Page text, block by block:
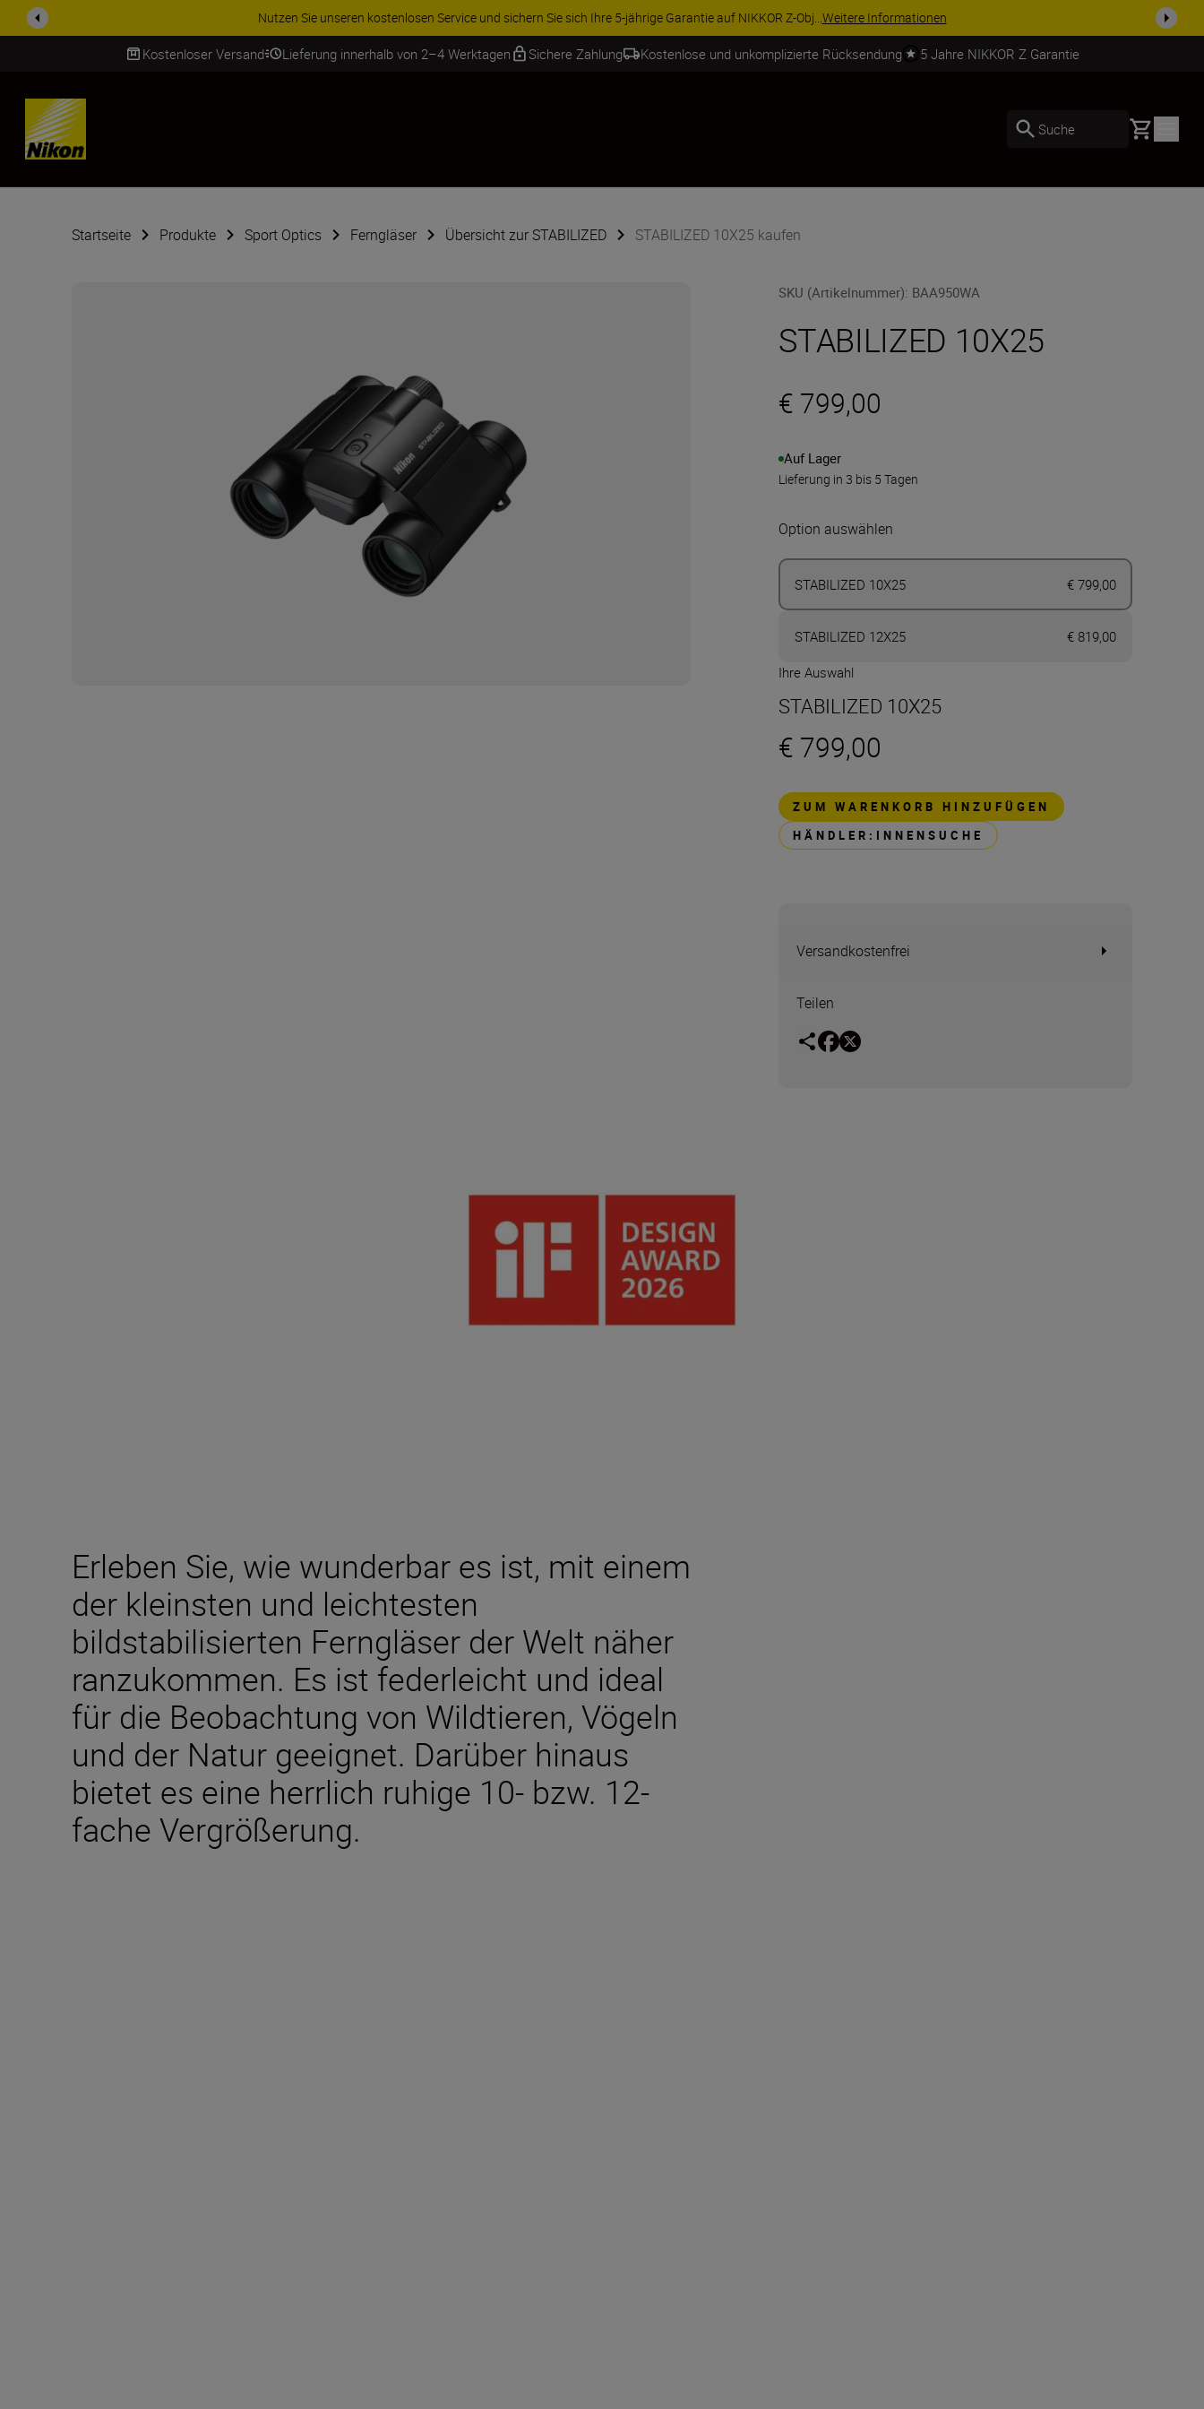
ZUBEHÖR IM ANGEBOT | Sparen Sie 15 % auf ausgewähltes Zubehör und vervollständigen Sie Ihre Ausrüstu...Jetzt einkaufen
Kostenloser Versand Lieferung innerhalb von 2–4 Werktagen Sichere Zahlung Kostenlose und unkomplizierte Rücksendung 5 Jahre NIKKOR Z Garantie
SKIP
Suche Basket
Startseite Produkte Sport Optics Ferngläser Übersicht zur STABILIZED STABILIZED 10X25 kaufen
SKU (Artikelnummer): BAA950WA
STABILIZED 10X25
€ 799,00
Auf Lager
Lieferung in 3 bis 5 Tagen
Option auswählen
STABILIZED 10X25 € 799,00
STABILIZED 12X25 € 819,00
Ihre Auswahl
STABILIZED 10X25
€ 799,00
ZUM WARENKORB HINZUFÜGEN
HÄNDLER:INNENSUCHE
Versandkostenfrei
Teilen
Erleben Sie, wie wunderbar es ist, mit einem
der kleinsten und leichtesten
bildstabilisierten Ferngläser der Welt näher
ranzukommen. Es ist federleicht und ideal
für die Beobachtung von Wildtieren, Vögeln
und der Natur geeignet. Darüber hinaus
bietet es eine herrlich ruhige 10- bzw. 12-
fache Vergrößerung.